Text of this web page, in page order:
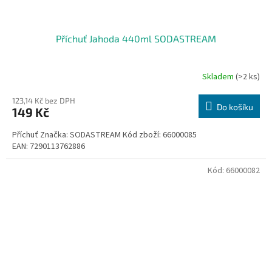
Příchuť Jahoda 440ml SODASTREAM
Skladem (>2 ks)
123,14 Kč bez DPH
149 Kč Do košíku
Příchuť Značka: SODASTREAM Kód zboží: 66000085
EAN: 7290113762886
Kód: 66000082